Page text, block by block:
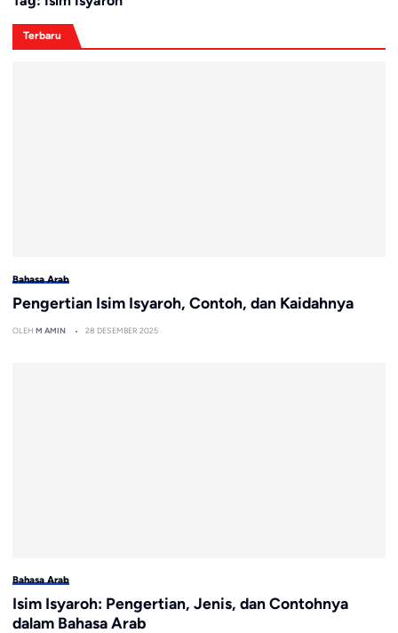
Terbaru
Bahasa Arab
Pengertian Isim Isyaroh, Contoh, dan Kaidahnya
OLEH M AMIN 28 DESEMBER 2025
Bahasa Arab
Isim Isyaroh: Pengertian, Jenis, dan Contohnya
dalam Bahasa Arab